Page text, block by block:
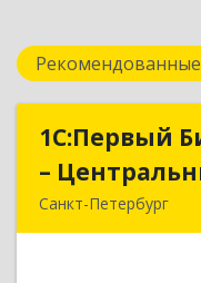
1С:Первый
–
Санкт-Петербург
1С:Первый